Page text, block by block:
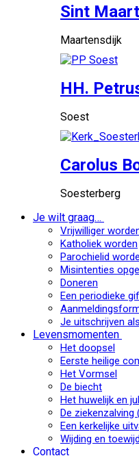
Sint
Maartensdijk
HH.
Soest
Carolus
Soesterberg
Je wilt graag…
Vrijwilliger
Katholiek worden
Parochielid
Misintenties
Doneren
Een periodieke
Je uitschrijven
Levensmomenten
Het doopsel
Eerste heilige
Het Vormsel
De biecht
Het huwelijk en
De ziekenzalving
Een kerkelijke
Wijding en
Contact